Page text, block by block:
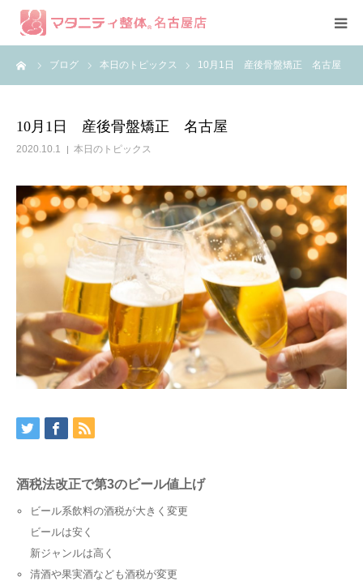
ブログ 本日のトピックス 10月1日 産後骨盤矯正 名古屋
10月1日 産後骨盤矯正 名古屋
2020.10.1 本日のトピックス
酒税法改正で第3のビール値上げ
ビール系飲料の酒税が大きく変更
ビールは安く
新ジャンルは高く
清酒や果実酒なども酒税が変更
コース紹介